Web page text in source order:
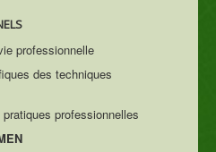
professionnelle
des techniques
professionnelles